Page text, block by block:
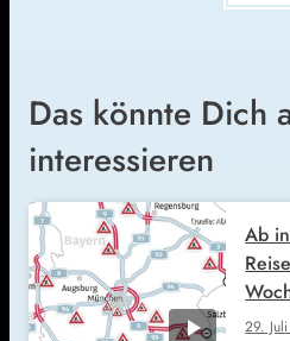
Das könnte Dich
interessieren
29.
Ab